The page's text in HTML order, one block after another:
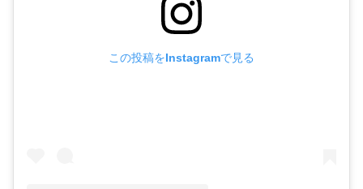
この投稿をInstagramで見る